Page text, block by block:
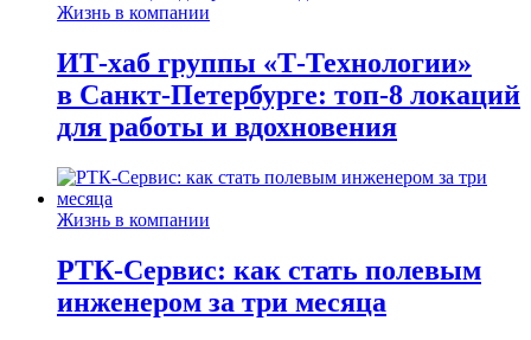
Жизнь в компании
ИТ-хаб группы «Т-Технологии»
в Санкт-Петербурге: топ-8 локаций
для работы и вдохновения
Жизнь в компании
РТК-Сервис: как стать полевым
инженером за три месяца